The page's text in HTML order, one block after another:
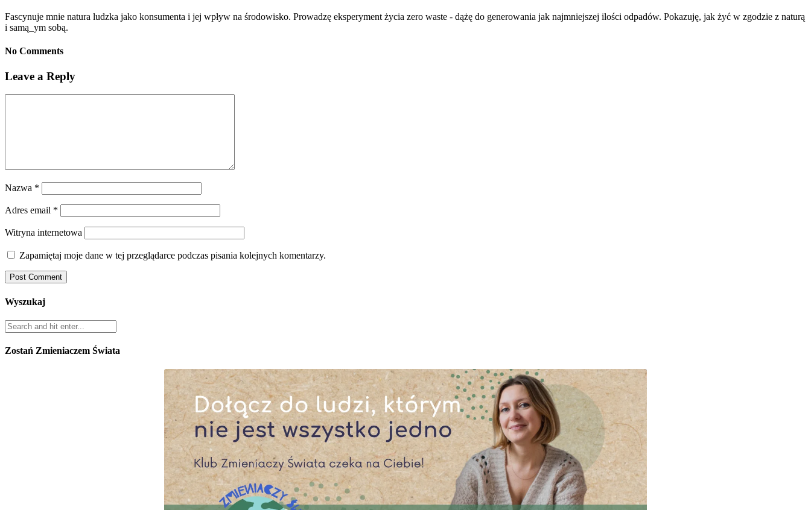
Fascynuje mnie natura ludzka jako konsumenta i jej wpływ na środowisko. Prowadzę eksperyment życia zero waste - dążę do generowania jak najmniejszej ilości odpadów. Pokazuję, jak żyć w zgodzie z naturą
i samą_ym sobą.
No Comments
Leave a Reply
Nazwa *
Adres email *
Witryna internetowa
Zapamiętaj moje dane w tej przeglądarce podczas pisania kolejnych komentarzy.
Wyszukaj
Zostań Zmieniaczem Świata